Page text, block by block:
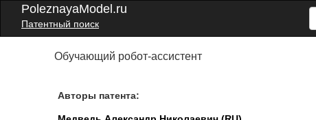
PoleznayaModel.ru
Патентный поиск
Обучающий робот-ассистент
Авторы патента: